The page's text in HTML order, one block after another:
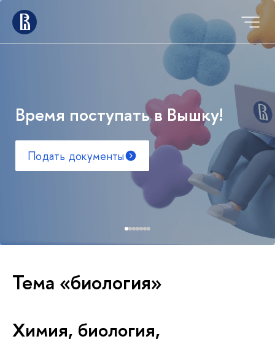
Время поступать в Вышку!
Подать документы
Тема «биология»
Химия, биология,